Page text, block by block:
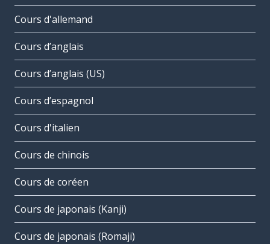
Cours d'allemand
Cours d’anglais
Cours d’anglais (US)
Cours d’espagnol
Cours d'italien
Cours de chinois
Cours de coréen
Cours de japonais (Kanji)
Cours de japonais (Romaji)